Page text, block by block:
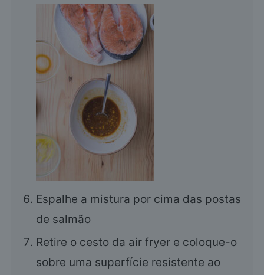
Espalhe a mistura por cima das postas
de salmão
Retire o cesto da air fryer e coloque-o
sobre uma superfície resistente ao